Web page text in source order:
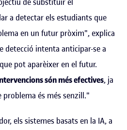
a detectar els estudiants que
en un futur pròxim", explica
detecció intenta anticipar-se a
pot aparèixer en el futur.
són més efectives, ja
és més senzill."
els sistemes basats en la IA, a